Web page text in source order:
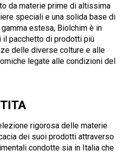
da materie prime di altissima
speciali e una solida base di
estesa, Biolchim è in
pacchetto di prodotti più
delle diverse colture e alle
legate alle condizioni del
rigorosa delle materie
dei suoi prodotti attraverso
condotte sia in Italia che